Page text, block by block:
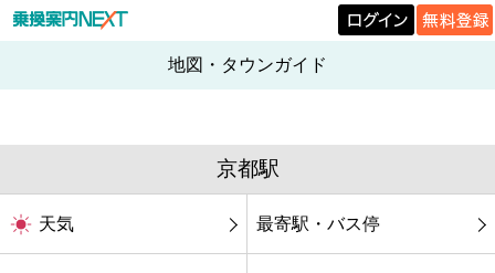
地図・タウンガイド
京都駅
天気 最寄駅・バス停